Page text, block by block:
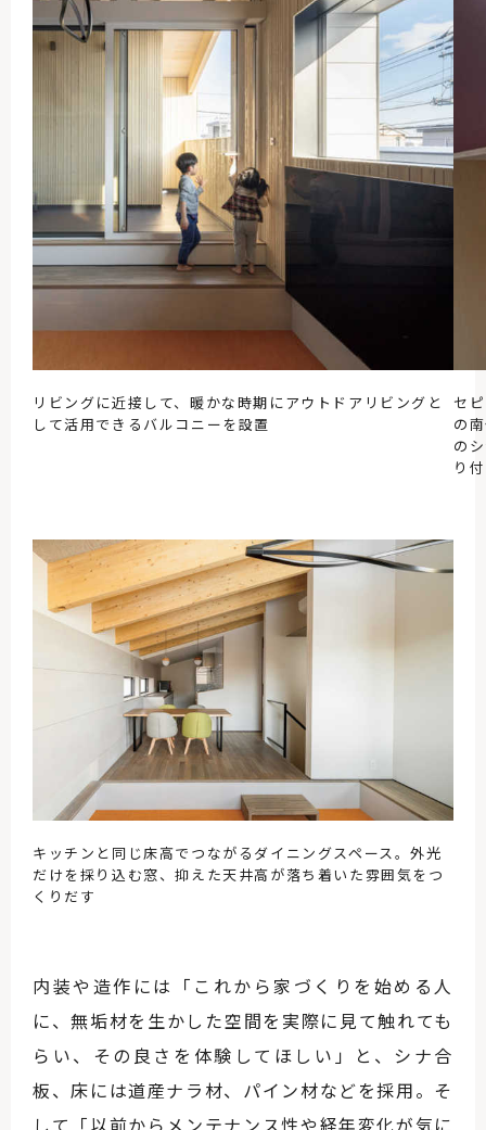
リビングに近接して、暖かな時期にアウトドアリビングと
して活用できるバルコニーを設置
セ
の
の
り
キッチンと同じ床高でつながるダイニングスペース。外光
だけを採り込む窓、抑えた天井高が落ち着いた雰囲気をつ
くりだす
内装や造作には「これから家づくりを始める人
に、無垢材を生かした空間を実際に見て触れても
らい、その良さを体験してほしい」と、シナ合
板、床には道産ナラ材、パイン材などを採用。そ
して「以前からメンテナンス性や経年変化が気に